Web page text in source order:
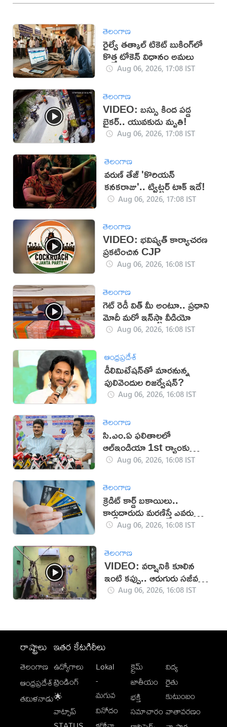
తెలంగాణ
రైల్వే తత్కాల్ టికెట్ బుకింగ్‌లో
కొత్త టోకెన్ విధానం అమలు
Aug 06, 2026, 17:08 IST
తెలంగాణ
VIDEO: బస్సు కింద పడ్డ
బైకర్.. యువకుడు మృతి!
Aug 06, 2026, 17:08 IST
తెలంగాణ
వరుణ్ తేజ్ 'కొరియన్
కనకరాజు'.. ట్విట్టర్ టాక్ ఇదే!
Aug 06, 2026, 17:08 IST
తెలంగాణ
VIDEO: భవిష్యత్ కార్యాచరణ
ప్రకటించిన CJP
Aug 06, 2026, 16:08 IST
తెలంగాణ
గెట్ రెడీ విత్ మీ అంటూ.. ప్రధాని
మోదీ మరో ఇన్‌స్టా వీడియో
Aug 06, 2026, 16:08 IST
ఆంధ్రప్రదేశ్
డీలిమిటేషన్‌తో మారనున్న
పులివెందుల రిజర్వేషన్?
Aug 06, 2026, 16:08 IST
తెలంగాణ
సి.ఎం.ఏ ఫలితాలలో
ఆల్ఇండియా 1st ర్యాంకు
సాధించిన మాస్టర్‌మైండ్స్
Aug 06, 2026, 16:08 IST
తెలంగాణ
క్రెడిట్ కార్డ్ బకాయిలు..
కార్డుదారుడు మరణిస్తే ఎవరు
చెల్లిస్తారు?
Aug 06, 2026, 16:08 IST
తెలంగాణ
VIDEO: వర్షానికి కూలిన
ఇంటి కప్పు.. ఆరుగురు సజీవ
సమాధి!
Aug 06, 2026, 16:08 IST
రాష్ట్రాలు
తెలంగాణ
ఆంధ్రప్రదేశ్
తమిళనాడు
ఇతర కేటగిరీలు
ఉద్యోగాలు
ట్రెండింగ్
🌟
వాట్సాప్
Lokal
-
మగువ
వినోదం
క్రైమ్
జాతీయం
భక్తి
సమాచారం
విద్య
రైతు
కుటుంబం
వాతావరణం